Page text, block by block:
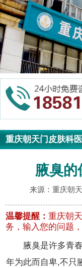
重庆朝天门皮肤科
腋臭的
来源：重庆朝
温馨提醒：重庆朝
务，输入您的问题
腋臭是许多青春
年为此而自卑,不只